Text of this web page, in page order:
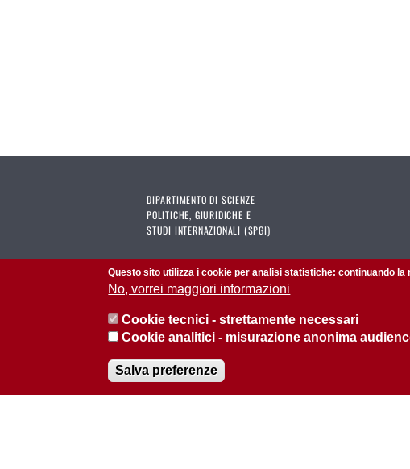
DIPARTIMENTO DI SCIENZE
POLITICHE, GIURIDICHE E
STUDI INTERNAZIONALI (SPGI)
Amministrazione trasparente
Privacy policies
Questo sito utilizza i cookie per analisi statistiche: continuando la
No, vorrei maggiori informazioni
Cookie tecnici - strettamente necessari
Cookie analitici - misurazione anonima
Salva preferenze